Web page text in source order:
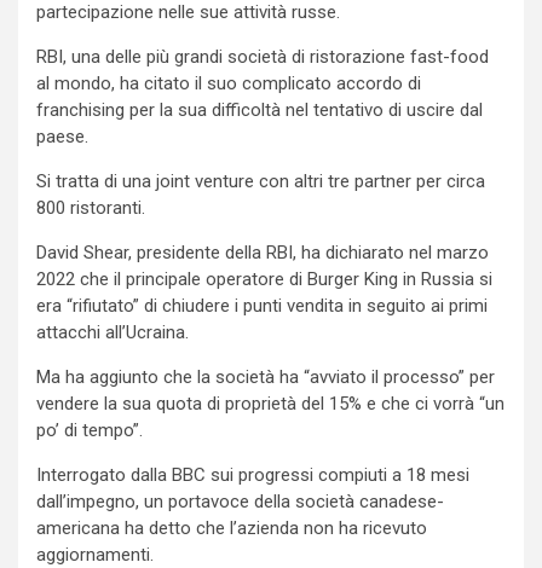
partecipazione nelle sue attività russe.
RBI, una delle più grandi società di ristorazione fast-food
al mondo, ha citato il suo complicato accordo di
franchising per la sua difficoltà nel tentativo di uscire dal
paese.
Si tratta di una joint venture con altri tre partner per circa
800 ristoranti.
David Shear, presidente della RBI, ha dichiarato nel marzo
2022 che il principale operatore di Burger King in Russia si
era “rifiutato” di chiudere i punti vendita in seguito ai primi
attacchi all’Ucraina.
Ma ha aggiunto che la società ha “avviato il processo” per
vendere la sua quota di proprietà del 15% e che ci vorrà “un
po’ di tempo”.
Interrogato dalla BBC sui progressi compiuti a 18 mesi
dall’impegno, un portavoce della società canadese-
americana ha detto che l’azienda non ha ricevuto
aggiornamenti.